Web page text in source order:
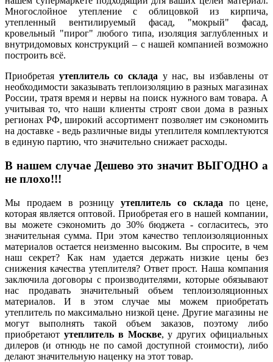
Многослойное утепление с облицовкой из кирпича,
утепленный вентилируемый фасад, "мокрый" фасад,
кровельный "пирог" любого типа, изоляция заглубленных и
внутридомовых конструкций – с нашей компанией возможно
построить всё.
Приобретая утеплитель со склада у нас, вы избавлены от
необходимости заказывать теплоизоляцию в разных магазинах
России, тратя время и нервы на поиск нужного вам товара. А
учитывая то, что наши клиенты строят свои дома в разных
регионах РФ, широкий ассортимент позволяет им сэкономить
на доставке - ведь различные виды утеплителя комплектуются
в единую партию, что значительно снижает расходы.
В нашем случае Дешево это значитВЫГОДНО а
не плохо!!!
Мы продаем в розницу утеплитель со склада по цене,
которая является оптовой. Приобретая его в нашей компании,
вы можете сэкономить до 30% бюджета - согласитесь, это
значительная сумма. При этом качество теплоизоляционных
материалов остается неизменно высоким. Вы спросите, в чем
наш секрет? Как нам удается держать низкие цены без
снижения качества утеплителя? Ответ прост. Наша компания
заключила договоры с производителями, которые обязывают
нас продавать значительный объем теплоизоляционных
материалов. И в этом случае мы можем приобретать
утеплитель по максимально низкой цене. Другие магазины не
могут выполнять такой объем заказов, поэтому либо
приобретают утеплитель в Москве, у других официальных
дилеров (и отнюдь не по самой доступной стоимости), либо
делают значительную наценку на этот товар.